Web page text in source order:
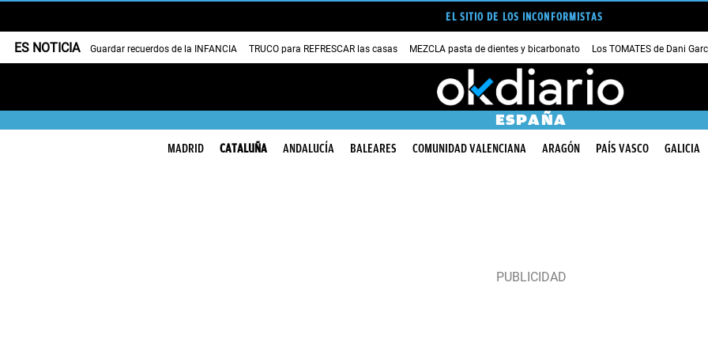
EL SITIO DE LOS INCONFORMISTAS
ES NOTICIA Guardar recuerdos de la INFANCIA TRUCO para REFRESCAR las casas MEZCLA pasta de dientes y bicarbonato Los TOMATES de Dani
ESPAÑA
MADRID CATALUÑA ANDALUCÍA BALEARES COMUNIDAD VALENCIANA ARAGÓN PAÍS VASCO GALICIA